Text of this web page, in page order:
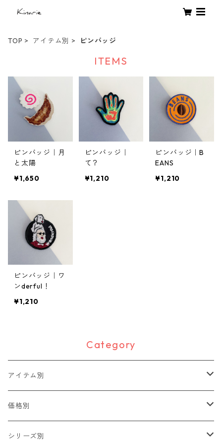
TOP アイテム別 ピンバッジ
ITEMS
ピンバッジ｜月
と太陽
¥1,650
ピンバッジ｜
て？
¥1,210
ピンバッジ｜B
EANS
¥1,210
ピンバッジ｜ワ
ンderful！
¥1,210
Category
アイテム別
2WAYワッペン
動物
ピンバッジ
価格別
400円〜
シリーズ別